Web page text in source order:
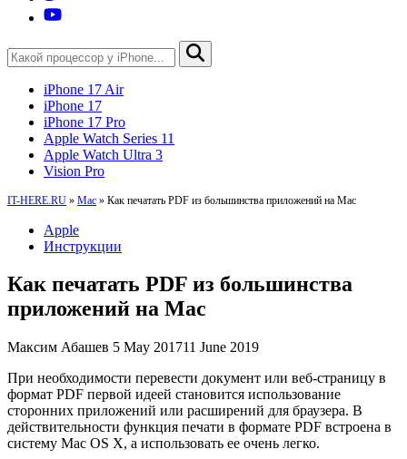
iPhone 17 Air
iPhone 17
iPhone 17 Pro
Apple Watch Series 11
Apple Watch Ultra 3
Vision Pro
IT-HERE.RU » Mac » Как печатать PDF из большинства приложений на Mac
Apple
Инструкции
Как печатать PDF из большинства
приложений на Mac
Максим Абашев 5 May 201711 June 2019
При необходимости перевести документ или веб-страницу в
формат PDF первой идеей становится использование
сторонних приложений или расширений для браузера. В
действительности функция печати в формате PDF встроена в
систему Mac OS X, а использовать ее очень легко.